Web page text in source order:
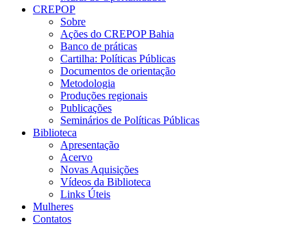
CREPOP
Sobre
Ações do CREPOP Bahia
Banco de práticas
Cartilha: Políticas Públicas
Documentos de orientação
Metodologia
Produções regionais
Publicações
Seminários de Políticas Públicas
Biblioteca
Apresentação
Acervo
Novas Aquisições
Vídeos da Biblioteca
Links Úteis
Mulheres
Contatos